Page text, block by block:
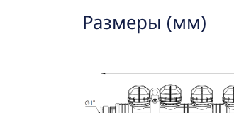
Размеры (мм)